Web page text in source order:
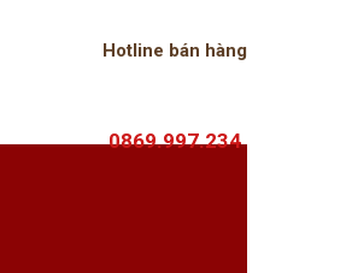
Hotline bán hàng
0869.997.234